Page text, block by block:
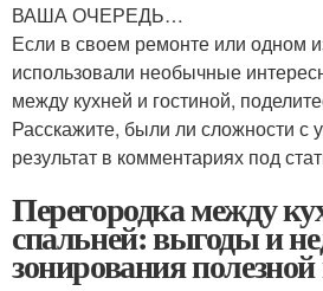
ВАША ОЧЕРЕДЬ…
Если в своем ремонте или одном
использовали необычные
между кухней и гостиной,
Расскажите, были ли сложности с
результат в комментариях под
Перегородка между
спальней: выгоды и
зонирования